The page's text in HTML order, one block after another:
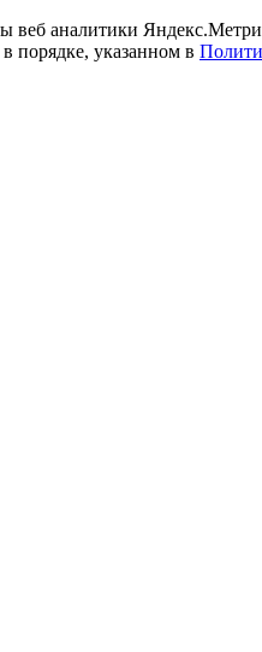
веб аналитики
порядке, указанном в